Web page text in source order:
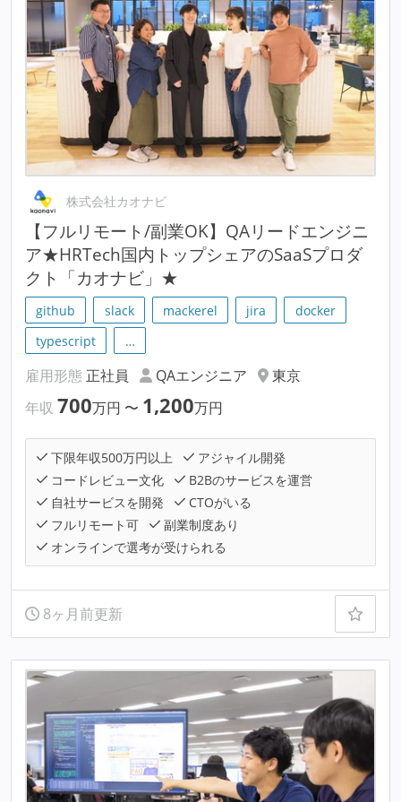
株式会社カオナビ
【フルリモート/副業OK】QAリードエンジニ
ア★HRTech国内トップシェアのSaaSプロダ
クト「カオナビ」★
github slack mackerel jira
docker
typescript
…
雇用形態 正社員 QAエンジニア
東京
年収 700万円 〜 1,200万円
下限年収500万円以上
アジャイル開発
コードレビュー文化
B2Bのサービスを運営
自社サービスを開発
CTOがいる
フルリモート可
副業制度あり
オンラインで選考が受けられる
8ヶ月前更新